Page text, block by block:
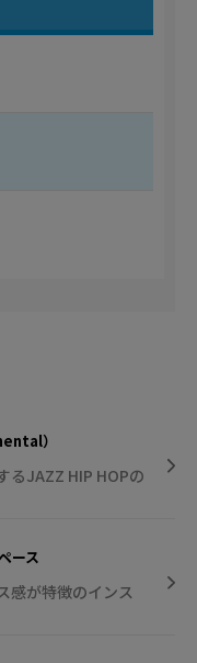
）
るJAZZ HIP HOPの
ース
感が特徴のインス